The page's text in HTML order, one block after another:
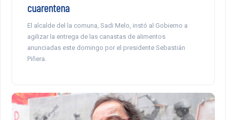
cuarentena
El alcalde del la comuna, Sadi Melo, instó al Gobierno a
agilizar la entrega de las canastas de alimentos
anunciadas este domingo por el presidente Sebastián
Piñera.